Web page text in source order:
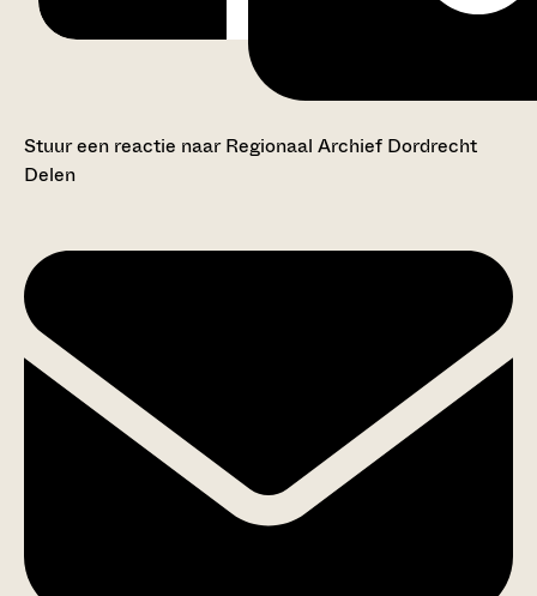
Stuur een reactie naar Regionaal Archief Dordrecht
Delen